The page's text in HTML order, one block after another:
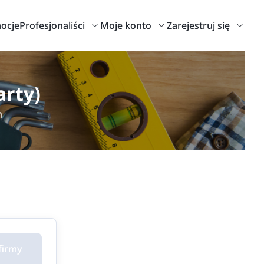
Profesjonaliści Moje konto Zarejestruj się